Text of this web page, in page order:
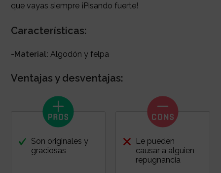
que vayas siempre ¡Pisando fuerte!
Características:
-Material: Algodón y felpa
Ventajas y desventajas:
Son originales y
graciosas
Le pueden
causar a alguien
repugnancia